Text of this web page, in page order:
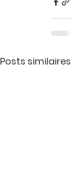
Posts similaires